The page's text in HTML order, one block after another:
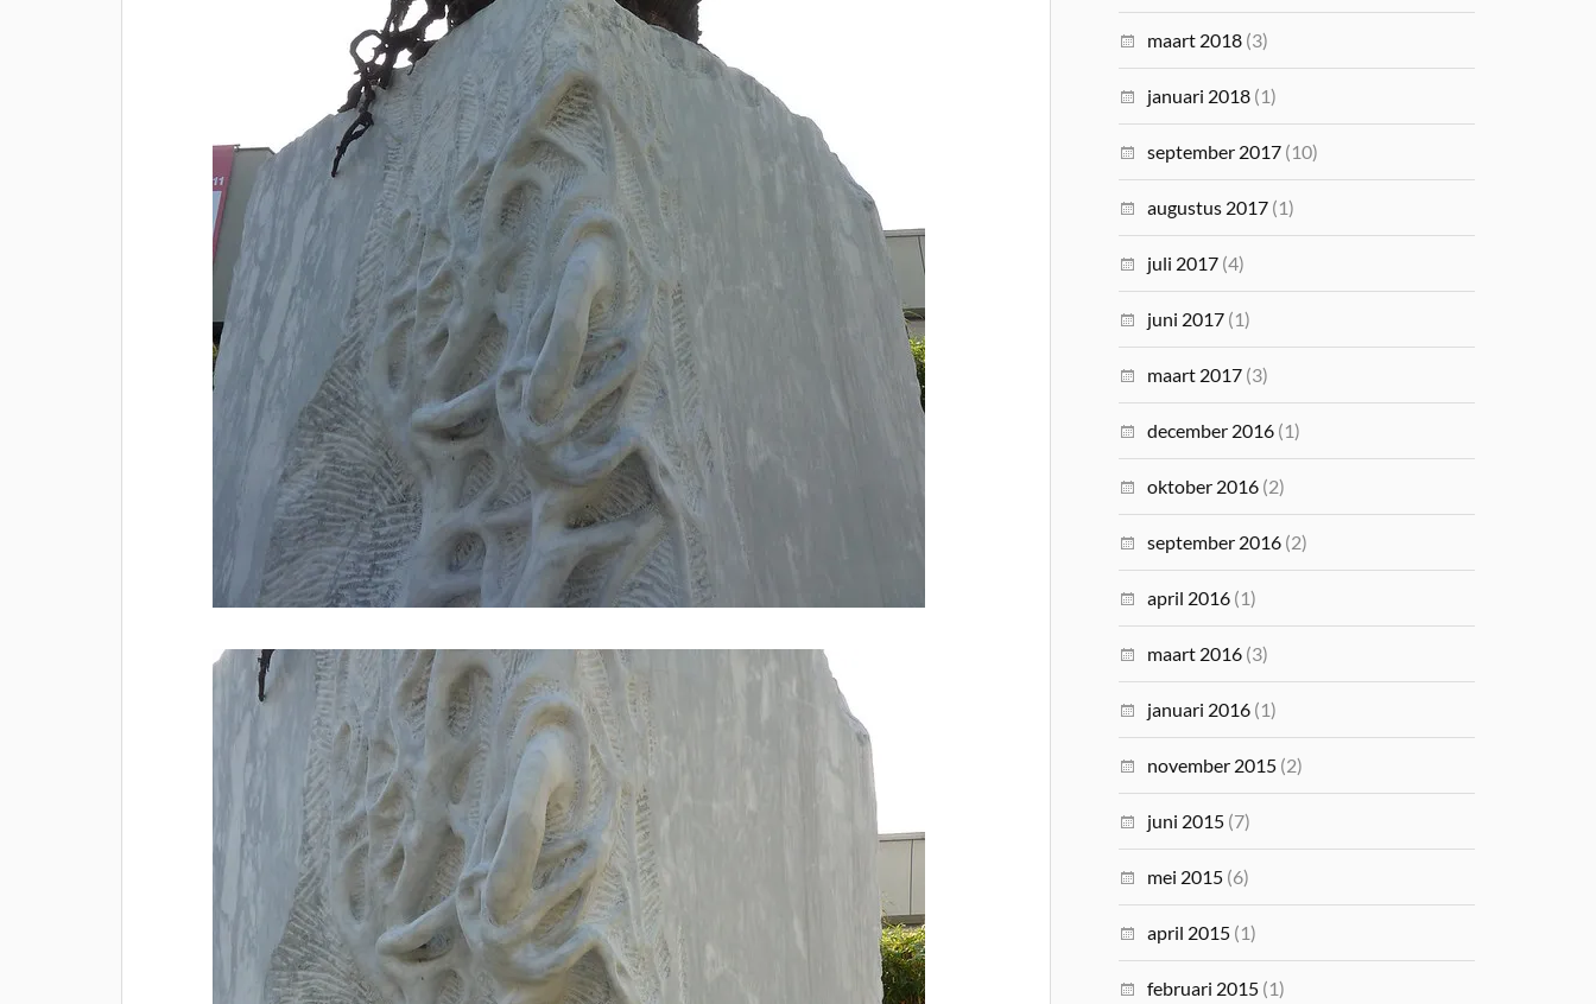
maart 2018 (3)
januari 2018 (1)
september 2017 (10)
augustus 2017 (1)
juli 2017 (4)
juni 2017 (1)
maart 2017 (3)
december 2016 (1)
oktober 2016 (2)
september 2016 (2)
april 2016 (1)
maart 2016 (3)
januari 2016 (1)
november 2015 (2)
juni 2015 (7)
mei 2015 (6)
april 2015 (1)
februari 2015 (1)